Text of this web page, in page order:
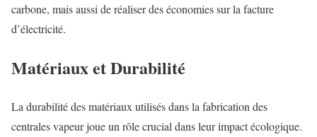
carbone, mais aussi de réaliser des économies sur la facture
d’électricité.
Matériaux et Durabilité
La durabilité des matériaux utilisés dans la fabrication des
centrales vapeur joue un rôle crucial dans leur impact écologique.